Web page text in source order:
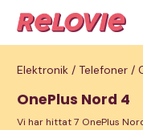
Elektronik / Telefoner /
OnePlus Nord 4
Vi har hittat 7 OnePlus